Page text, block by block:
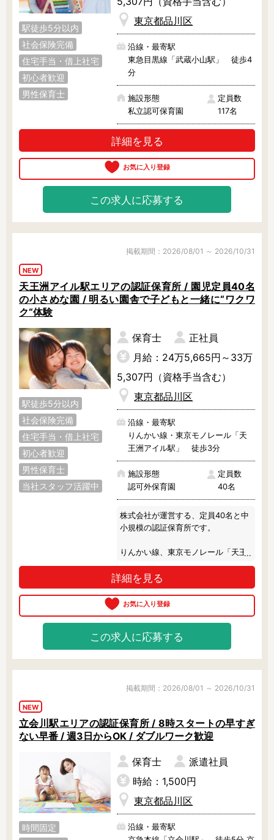
駅徒歩5分以内
社会保険完備
住宅手当・借上社宅
初心者歓迎
男性保育士
東京都品川区
沿線・最寄駅
東急目黒線「武蔵小山駅」 徒歩4
分
施設形態
私立認可保育園
定員数
117名
詳細を見る
この求人に応募する
掲載期間：2026/08/01 ～ 2026/10/31
NEW
天王洲アイル駅エリアの認証保育所 / 園児定員40名
の小さめな園 / 明るい園舎で子どもと一緒に“ワクワ
ク“体験
駅徒歩5分以内
社会保険完備
住宅手当・借上社宅
初心者歓迎
男性保育士
当社スタッフ活躍中
保育士
正社員
月給：24万5,665円～33万
5,307円（資格手当含む）
東京都品川区
沿線・最寄駅
りんかい線・東京モノレール「天
王洲アイル駅」 徒歩3分
施設形態
認可外保育園
定員数
40名
株式会社が運営する、定員40名と中
小規模の認証保育所です。
りんかい線、東京モノレール「天王
洲アイル駅」より徒歩3分で通勤も
楽々です♪
ワンフロアの園内は、とても綺麗で
広々しています。
独自で開発された全36冊の絵本を、
日々の遊び活動に取り入れていま
す。
毎月1冊の絵本をベースに、制作やリ
もちろん、ほかの絵本もたくさんあ
食育活動にも力を入れていて、調理
室の前は園児たちのお気に入りスポ
派遣スタッフさんも、定時できっち
り上がれていますよ。
まずは見学からでも大歓迎！ぜひ、
お気軽にご相談くださいね。
詳細を見る
この求人に応募する
掲載期間：2026/08/01 ～ 2026/10/31
NEW
立会川駅エリアの認証保育所 / 8時スタートの早すぎ
ない早番 / 週3日からOK / ダブルワーク歓迎
時間固定
保育士
派遣社員
時給：1,500円
東京都品川区
沿線・最寄駅
03-6267-1764
受付時間 9:00 ～ 24:00